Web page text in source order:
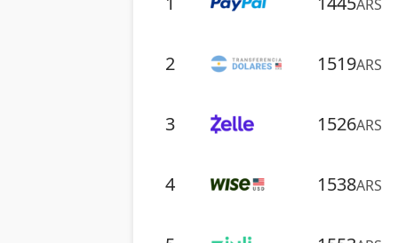
ARS
2 1519ARS
3 1526ARS
4 1538ARS